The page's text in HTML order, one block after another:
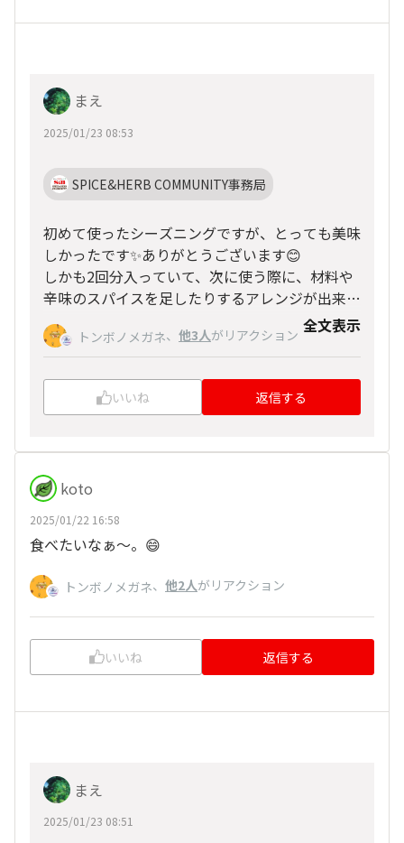
まえ
2025/01/23 08:53
SPICE&HERB COMMUNITY事務局
初めて使ったシーズニングですが、とっても美味
しかったです✨ありがとうございます😊
しかも2回分入っていて、次に使う際に、材料や
辛味のスパイスを足したりするアレンジが出来そ
うです！
トンボノメガネ、 他3人がリアクション 全文表示
いいね 返信する
koto
2025/01/22 16:58
食べたいなぁ～。😄
トンボノメガネ、 他2人がリアクション
いいね 返信する
まえ
2025/01/23 08:51